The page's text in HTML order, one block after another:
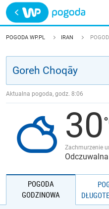
Trwa ładowanie
POLSKA
JAKOŚĆ POWIETRZA
POGODA WP.PL IRAN
Aktualna pogoda, godz. 8:06
30
Zachmurzenie
POGODA
GODZINOWA